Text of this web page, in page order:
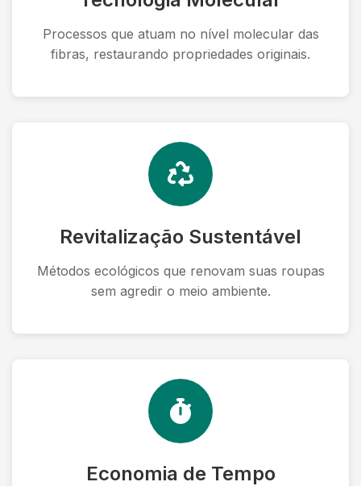
Processos que atuam no nível molecular das
fibras, restaurando propriedades originais.
Revitalização Sustentável
Métodos ecológicos que renovam suas roupas
sem agredir o meio ambiente.
Economia de Tempo